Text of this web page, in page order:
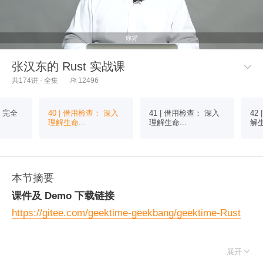
张汉东的 Rust 实战课 
共174讲 · 全集  12496
完全
40 | 借用检查： 深入
理解生命...
41 | 借用检查： 深入
理解生命...
42
解
本节摘要
课件及 Demo 下载链接
https://gitee.com/geektime-geekbang/geektime-Rust
展开 